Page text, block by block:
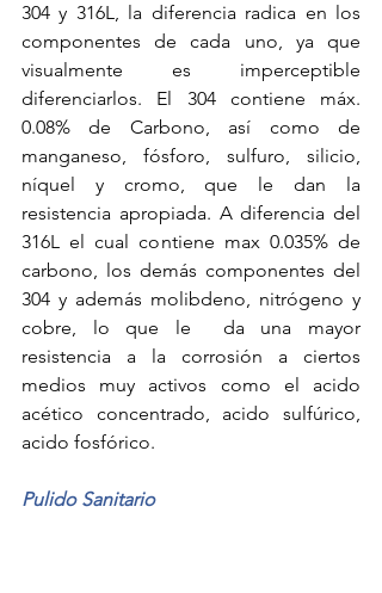
304 y 316L, la diferencia radica en los
componentes de cada uno, ya que
visualmente es imperceptible
diferenciarlos. El 304 contiene máx.
0.08% de Carbono, así como de
manganeso, fósforo, sulfuro, silicio,
níquel y cromo, que le dan la
resistencia apropiada. A diferencia del
316L el cual contiene max 0.035% de
carbono, los demás componentes del
304 y además molibdeno, nitrógeno y
cobre, lo que le  da una mayor
resistencia a la corrosión a ciertos
medios muy activos como el acido
acético concentrado, acido sulfúrico,
acido fosfórico.
Pulido Sanitario